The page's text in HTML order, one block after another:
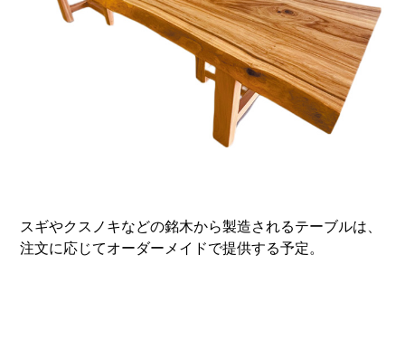
スギやクスノキなどの銘木から製造されるテーブルは、
注文に応じてオーダーメイドで提供する予定。